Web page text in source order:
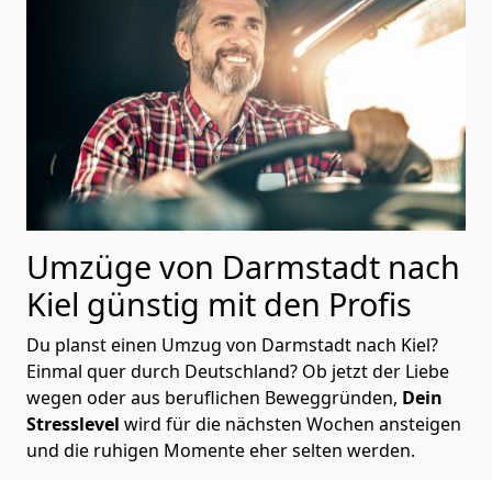
Umzüge von Darmstadt nach
Kiel günstig mit den Profis
Du planst einen Umzug von Darmstadt nach Kiel?
Einmal quer durch Deutschland? Ob jetzt der Liebe
wegen oder aus beruflichen Beweggründen, Dein
Stresslevel wird für die nächsten Wochen ansteigen
und die ruhigen Momente eher selten werden.